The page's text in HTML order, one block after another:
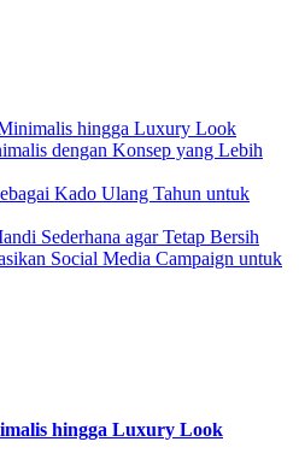
hingga Luxury Look
dengan Konsep yang Lebih
Kado Ulang Tahun untuk
Sederhana agar Tetap Bersih
Social Media Campaign untuk
hingga Luxury Look